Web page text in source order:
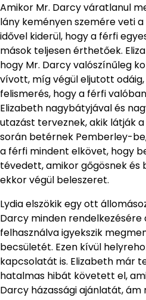
Amikor Mr. Darcy váratlanul
lány keményen szemére veti
idővel kiderül, hogy a férfi
mások teljesen érthetőek.
hogy Mr. Darcy valószínűleg
vívott, míg végül eljutott
felismerés, hogy a férfi
Elizabeth nagybátyjával és
utazást terveznek, akik látják
során betérnek Pemberley-
a férfi mindent elkövet, hogy
tévedett, amikor gőgösnek és
ekkor végül beleszeret.
Lydia elszökik egy ott
Darcy minden rendelkezésére
felhasználva igyekszik
becsületét. Ezen kívül
kapcsolatát is. Elizabeth már
hatalmas hibát követett el,
Darcy házassági ajánlatát,